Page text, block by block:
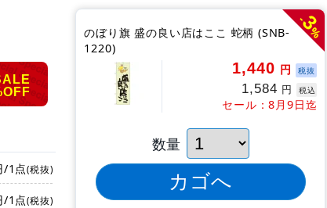
/1点(税抜)
/1点(税抜)
-
3
%
のぼり旗 盛の良い店はここ 蛇柄 (SNB-
1220)
1,440 円 税抜
1,584 円 税込
セール：8月9日迄
数量